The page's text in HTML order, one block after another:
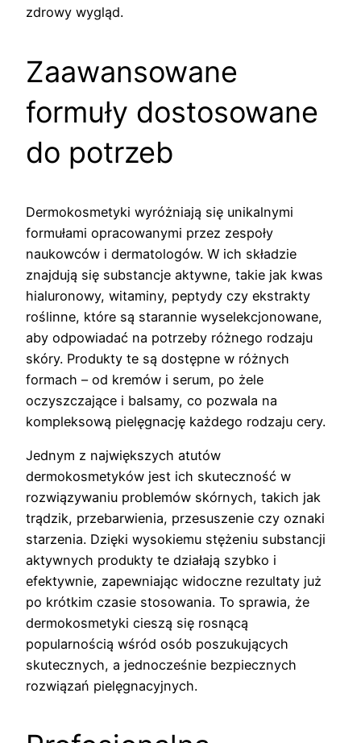
zdrowy wygląd.
Zaawansowane
formuły dostosowane
do potrzeb
Dermokosmetyki wyróżniają się unikalnymi
formułami opracowanymi przez zespoły
naukowców i dermatologów. W ich składzie
znajdują się substancje aktywne, takie jak kwas
hialuronowy, witaminy, peptydy czy ekstrakty
roślinne, które są starannie wyselekcjonowane,
aby odpowiadać na potrzeby różnego rodzaju
skóry. Produkty te są dostępne w różnych
formach – od kremów i serum, po żele
oczyszczające i balsamy, co pozwala na
kompleksową pielęgnację każdego rodzaju cery.
Jednym z największych atutów
dermokosmetyków jest ich skuteczność w
rozwiązywaniu problemów skórnych, takich jak
trądzik, przebarwienia, przesuszenie czy oznaki
starzenia. Dzięki wysokiemu stężeniu substancji
aktywnych produkty te działają szybko i
efektywnie, zapewniając widoczne rezultaty już
po krótkim czasie stosowania. To sprawia, że
dermokosmetyki cieszą się rosnącą
popularnością wśród osób poszukujących
skutecznych, a jednocześnie bezpiecznych
rozwiązań pielęgnacyjnych.